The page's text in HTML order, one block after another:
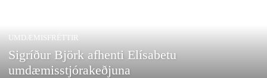
UMDÆMISFRÉTTIR
Sigríður Björk afhenti Elísabetu
umdæmisstjórakeðjuna